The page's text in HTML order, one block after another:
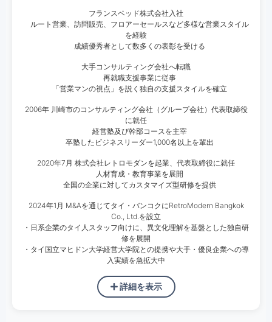
フランスベッド株式会社入社
ルート営業、訪問販売、フロアーセールスなど多様な営業スタイル
を経験
成績優秀者として数多くの表彰を受ける
大手コンサルティング会社へ転職
再就職支援事業に従事
「営業マンの視点」を説く独自の支援スタイルを確立
2006年 川崎市のコンサルティング会社（グループ会社）代表取締役
に就任
経営塾及び幹部コースを主宰
卒塾したビジネスリーダー1,000名以上を輩出
2020年7月 株式会社レトロモダンを起業、代表取締役に就任
人材育成・教育事業を展開
全国の企業に対してカスタマイズ型研修を提供
2024年1月 M&Aを通じてタイ・バンコクにRetroModern Bangkok
Co., Ltd.を設立
・日系企業のタイ人スタッフ向けに、異文化理解を基盤とした独自研
修を展開
・タイ国立マヒドン大学経営大学院との提携や大手・優良企業への導
入実績を急拡大中
詳細を表示